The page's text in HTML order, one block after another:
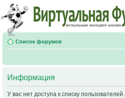
Список форумов
Информация
У вас нет доступа к списку пользователей.